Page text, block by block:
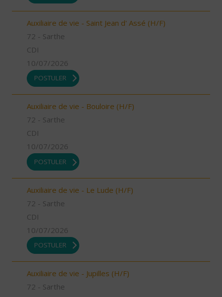
Auxiliaire de vie - Saint Jean d' Assé (H/F)
72 - Sarthe
CDI
10/07/2026
POSTULER
Auxiliaire de vie - Bouloire (H/F)
72 - Sarthe
CDI
10/07/2026
POSTULER
Auxiliaire de vie - Le Lude (H/F)
72 - Sarthe
CDI
10/07/2026
POSTULER
Auxiliaire de vie - Jupilles (H/F)
72 - Sarthe